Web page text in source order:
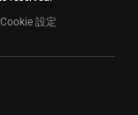
Cookie 設定